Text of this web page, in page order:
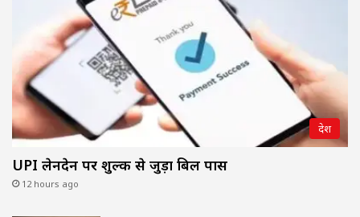
देश
UPI लेनदेन पर शुल्क से जुड़ा बिल पास
12 hours ago